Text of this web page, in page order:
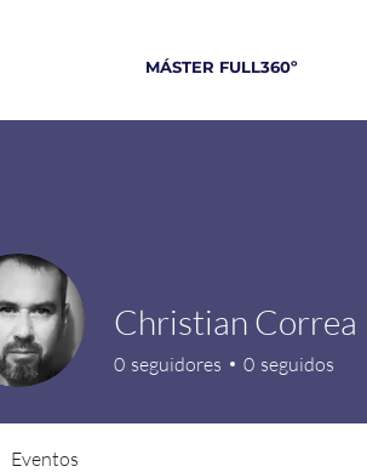
MÁSTER FULL360º
Christian Correa
0 seguidores 0 seguidos
Eventos